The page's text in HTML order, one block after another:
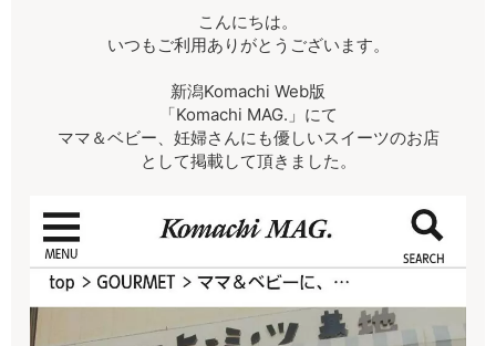
こんにちは。
いつもご利用ありがとうございます。
新潟Komachi Web版
「Komachi MAG.」にて
ママ＆ベビー、妊婦さんにも優しいスイーツのお店
として掲載して頂きました。